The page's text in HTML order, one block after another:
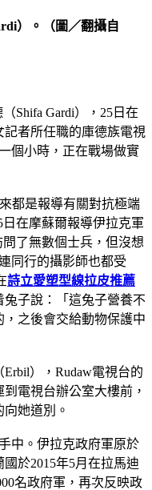
）。（圖／翻攝自
Shifa Gardi），25日在
者所任職的庫德族電視
個小時，正在戰場做實
都是報導有關對抗極端
在摩蘇爾報導伊拉克軍
了無數個士兵，但沒想
同行的攝影師也都受
詩立愛塑型線拉皮推薦
子說：「這兔子營養不
，之後會交給動物保護中
），Rudaw電視台的
電視台辦公室大樓前，
她道別。
中。伊拉克政府軍原於
於2015年5月在拉馬迪
名政府軍，再次反映政